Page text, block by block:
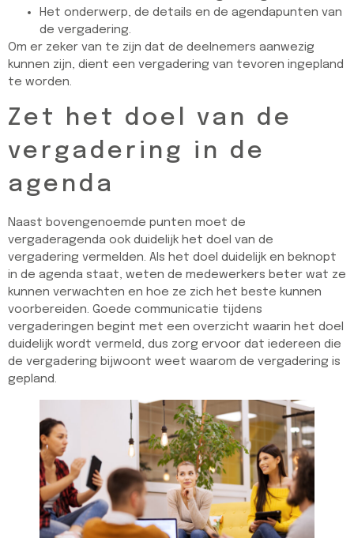
Het onderwerp, de details en de agendapunten van
de vergadering.
Om er zeker van te zijn dat de deelnemers aanwezig
kunnen zijn, dient een vergadering van tevoren ingepland
te worden.
Zet het doel van de
vergadering in de
agenda
Naast bovengenoemde punten moet de
vergaderagenda ook duidelijk het doel van de
vergadering vermelden. Als het doel duidelijk en beknopt
in de agenda staat, weten de medewerkers beter wat ze
kunnen verwachten en hoe ze zich het beste kunnen
voorbereiden. Goede communicatie tijdens
vergaderingen begint met een overzicht waarin het doel
duidelijk wordt vermeld, dus zorg ervoor dat iedereen die
de vergadering bijwoont weet waarom de vergadering is
gepland.